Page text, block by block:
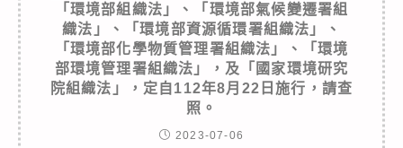
「環境部組織法」、「環境部氣候變遷署組
織法」、「環境部資源循環署組織法」、
「環境部化學物質管理署組織法」、「環境
部環境管理署組織法」，及「國家環境研究
院組織法」，定自112年8月22日施行，請查
照。
2023-07-06